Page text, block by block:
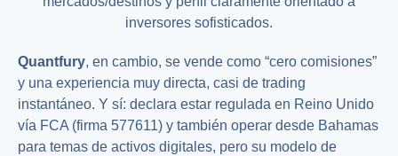
inversores sofisticados.
Quantfury, en cambio, se vende como “cero comisiones”
y una experiencia muy directa, casi de trading
instantáneo. Y sí: declara estar regulada en Reino Unido
vía FCA (firma 577611) y también operar desde Bahamas
para temas de activos digitales, pero su modelo de